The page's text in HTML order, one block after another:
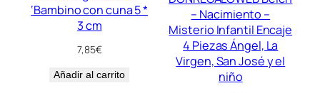
‘Bambino con cuna 5 *
3 cm
7,85€
Añadir al carrito
– Nacimiento –
Misterio Infantil Encaje
4 Piezas Ángel, La
Virgen, San José y el
niño